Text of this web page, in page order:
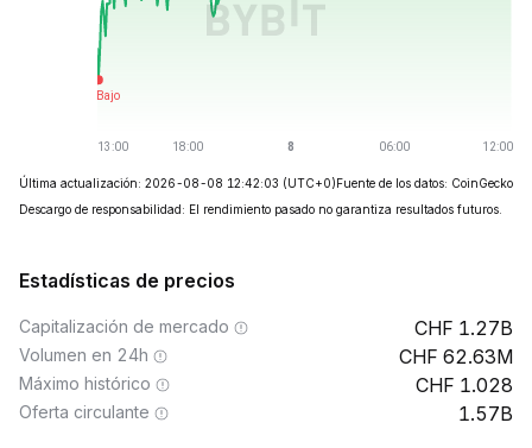
Última actualización: 2026-08-08 12:42:03 (UTC+0)Fuente de los datos: CoinGecko
Descargo de responsabilidad: El rendimiento pasado no garantiza resultados futuros.
Estadísticas de precios
Capitalización de mercado 1.27B
Volumen en 24h 62.63M
Máximo histórico 1.028
Oferta circulante 1.57B